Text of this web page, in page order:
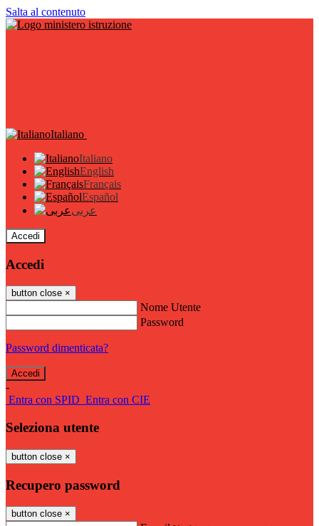
Salta al contenuto
Italiano
Italiano
English
Français
Español
عربى
Accedi
Accedi
button close ×
Nome Utente
Password
Password dimenticata?
-
Entra con SPID Entra con CIE
Seleziona utente
button close ×
Recupero password
button close ×